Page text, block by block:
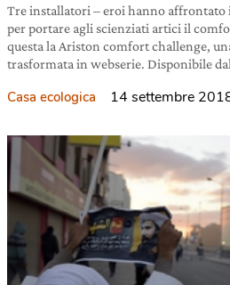
Tre installatori – eroi hanno affrontato
per portare agli scienziati artici il
questa la Ariston comfort challenge,
trasformata in webserie. Disponibile
Casa ecologica 14 settembre